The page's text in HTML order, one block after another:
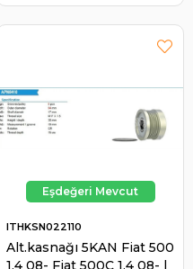
Alt.kasnağı 5KAN Fiat 500
1.4 08- Fiat 500C 1.4 08- |
ITHKSN022110